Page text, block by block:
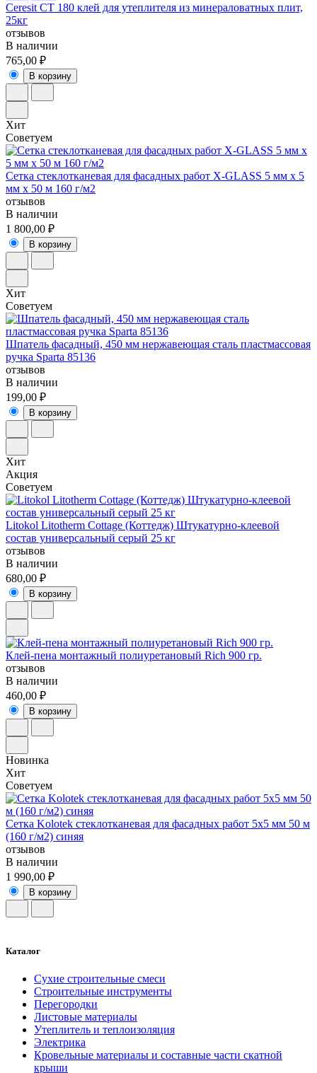
Ceresit CT 180 клей для утеплителя из минераловатных плит,
25кг
отзывов
В наличии
765,00 ₽
В корзину
Хит
Советуем
Сетка стеклотканевая для фасадных работ X-GLASS 5 мм х 5
мм х 50 м 160 г/м2
отзывов
В наличии
1 800,00 ₽
В корзину
Хит
Советуем
Шпатель фасадный, 450 мм нержавеющая сталь пластмассовая
ручка Sparta 85136
отзывов
В наличии
199,00 ₽
В корзину
Хит
Акция
Советуем
Litokol Litotherm Cottage (Коттедж) Штукатурно-клеевой
состав универсальный серый 25 кг
отзывов
В наличии
680,00 ₽
В корзину
Клей-пена монтажный полиуретановый Rich 900 гр.
отзывов
В наличии
460,00 ₽
В корзину
Новинка
Хит
Советуем
Сетка Kolotek стеклотканевая для фасадных работ 5х5 мм 50 м
(160 г/м2) синяя
отзывов
В наличии
1 990,00 ₽
В корзину
Каталог
Сухие строительные смеси
Строительные инструменты
Перегородки
Листовые материалы
Утеплитель и теплоизоляция
Электрика
Кровельные материалы и составные части скатной
крыши